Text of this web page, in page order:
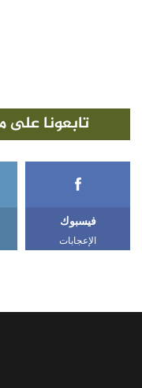
تابعونا على
فيسبوك
الإعجابات